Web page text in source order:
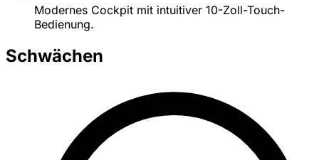
Modernes Cockpit mit intuitiver 10-Zoll-Touch-
Bedienung.
Schwächen